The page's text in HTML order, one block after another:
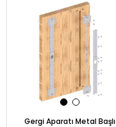
Gergi Aparatı Metal Başlı